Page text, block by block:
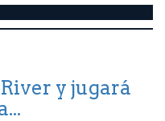
River y jugará